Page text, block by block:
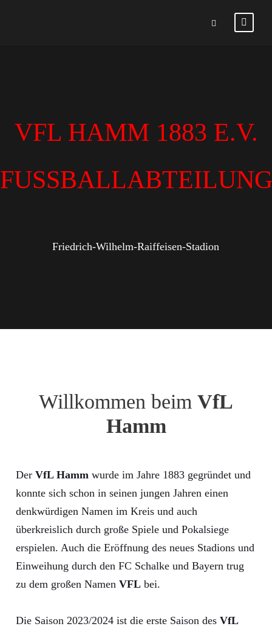
VFL HAMM 1883 E.V.
FUSSBALLABTEILUNG
Friedrich-Wilhelm-Raiffeisen-Stadion
Willkommen beim VfL
Hamm
Der VfL Hamm wurde im Jahre 1883 gegründet und
konnte sich schon in seinen jungen Jahren einen
denkwürdigen Namen im Kreis und auch
überkreislich durch große Spiele und Pokalsiege
erspielen. Auch die Eröffnung des neues Stadions und
Einweihung durch den FC Schalke und Bayern trug
zu dem großen Namen VFL bei.
Die Saison 2023/2024 ist die erste Saison des VfL